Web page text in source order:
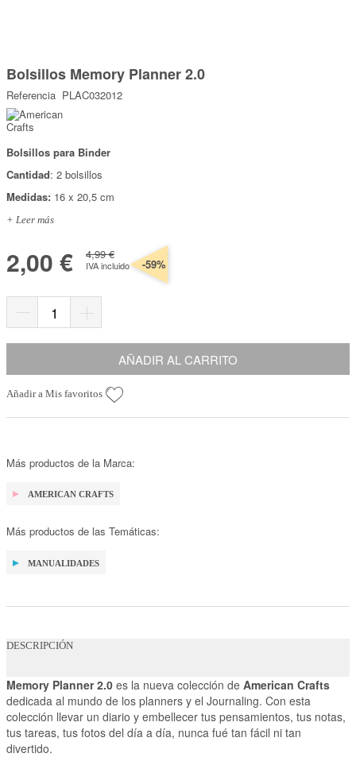
Top Ventas
Temática
Iniciar sesión/Regístrate
Somos Kimidori
comienzo
de
la
galería
de
imágenes
Bolsillos Memory Planner 2.0
Referencia PLAC032012
Bolsillos para Binder
Cantidad: 2 bolsillos
Medidas: 16 x 20,5 cm
+ Leer más
2,00 € 4,99 €
IVA incluido -59%
AÑADIR AL CARRITO
Añadir a Mis favoritos
Más productos de la Marca:
AMERICAN CRAFTS
Más productos de las Temáticas:
MANUALIDADES
DESCRIPCIÓN
Memory Planner 2.0 es la nueva colección de American Crafts
dedicada al mundo de los planners y el Journaling. Con esta
colección llevar un diario y embellecer tus pensamientos, tus notas,
tus tareas, tus fotos del día a día, nunca fué tan fácil ni tan
divertido.